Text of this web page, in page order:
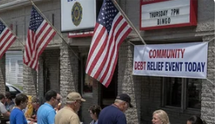
chủ để khẳng định tinh
tuần qua, các nguồn thạo
đã đồng ý gặp 4 thành
lưỡng viện Quốc hội tại